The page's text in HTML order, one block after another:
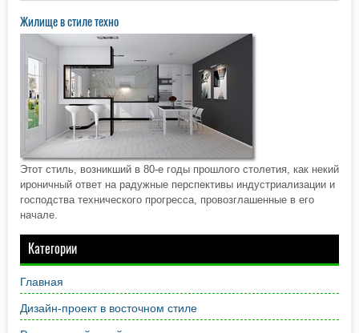
Жилище в стиле техно
Этот стиль, возникший в 80-е годы прошлого столетия, как некий
ироничный ответ на радужные перспективы индустриализации и
господства технического прогресса, провозглашенные в его
начале.
Категории
Главная
Дизайн-проект в восточном стиле